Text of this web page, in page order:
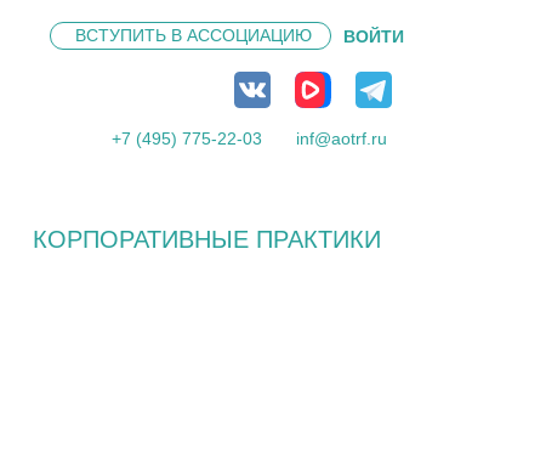
ВСТУПИТЬ В АССОЦИАЦИЮ ВОЙТИ
+7 (495) 775-22-03 inf@aotrf.ru
КОРПОРАТИВНЫЕ ПРАКТИКИ